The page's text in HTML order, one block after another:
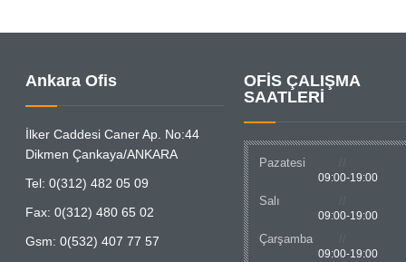
Ankara Ofis
İlker Caddesi Caner Ap. No:44
Dikmen Çankaya/ANKARA
Tel: 0(312) 482 05 09
Fax: 0(312) 480 65 02
Gsm: 0(532) 407 77 57
OFİS ÇALIŞMA
SAATLERİ
Pazatesi
09:00-19:00
Salı
09:00-19:00
Çarşamba
09:00-19:00